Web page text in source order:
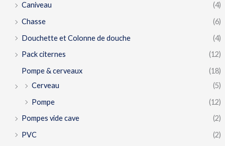
Caniveau
(4)
Chasse
(6)
Douchette et Colonne de douche
(4)
Pack citernes
(12)
Pompe & cerveaux
(18)
Cerveau
(5)
Pompe
(12)
Pompes vide cave
(2)
PVC
(2)